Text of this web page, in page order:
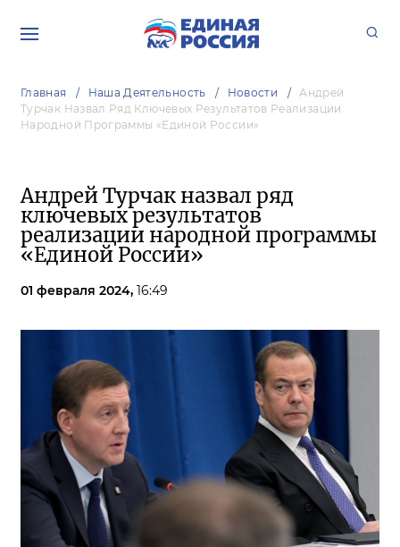
Главная Наша Деятельность Новости
Андрей
Турчак Назвал Ряд Ключевых Результатов Реализации
Народной Программы «Единой России»
Андрей Турчак назвал ряд
ключевых результатов
реализации народной программы
«Единой России»
01 февраля 2024, 16:49